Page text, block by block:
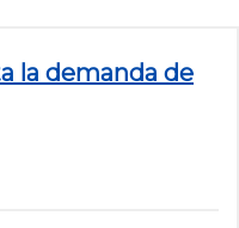
la demanda de